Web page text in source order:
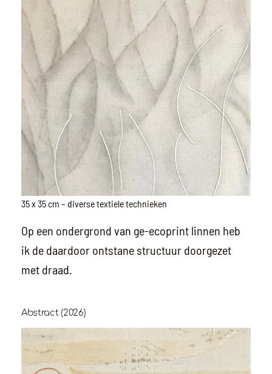
35 x 35 cm – diverse textiele technieken
Op een ondergrond van ge-ecoprint linnen heb
ik de daardoor ontstane structuur doorgezet
met draad.
Abstract (2026)